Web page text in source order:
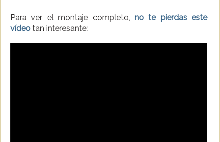
Para ver el montaje completo, no te pierdas este
vídeo tan interesante: